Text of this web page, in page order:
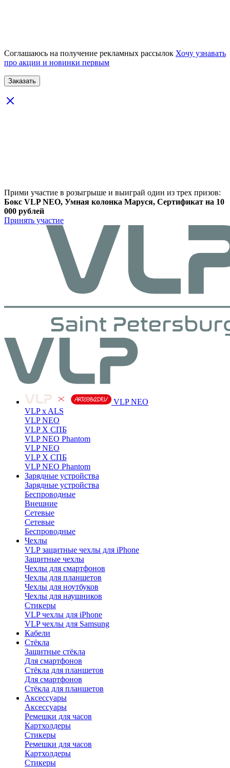
Соглашаюсь на получение рекламных рассылок Хочу узнавать
про акции и новинки первым
Прими участие в розыгрыше и выиграй один из трех призов:
Бокс VLP NEO, Умная колонка Маруся, Сертификат на 10
000 рублей
Принять участие
VLP NEO
VLP x ALS
VLP NEO
VLP X СПБ
VLP NEO Phantom
VLP NEO
VLP X СПБ
VLP NEO Phantom
Зарядные устройства
Зарядные устройства
Беспроводные
Внешние
Сетевые
Сетевые
Беспроводные
Чехлы
VLP защитные чехлы для iPhone
Защитные чехлы
Чехлы для смартфонов
Чехлы для планшетов
Чехлы для ноутбуков
Чехлы для наушников
Стикеры
VLP чехлы для iPhone
VLP чехлы для Samsung
Кабели
Стёкла
Защитные стёкла
Для смартфонов
Стёкла для планшетов
Для смартфонов
Стёкла для планшетов
Аксессуары
Аксессуары
Ремешки для часов
Картхолдеры
Стикеры
Ремешки для часов
Картхолдеры
Стикеры